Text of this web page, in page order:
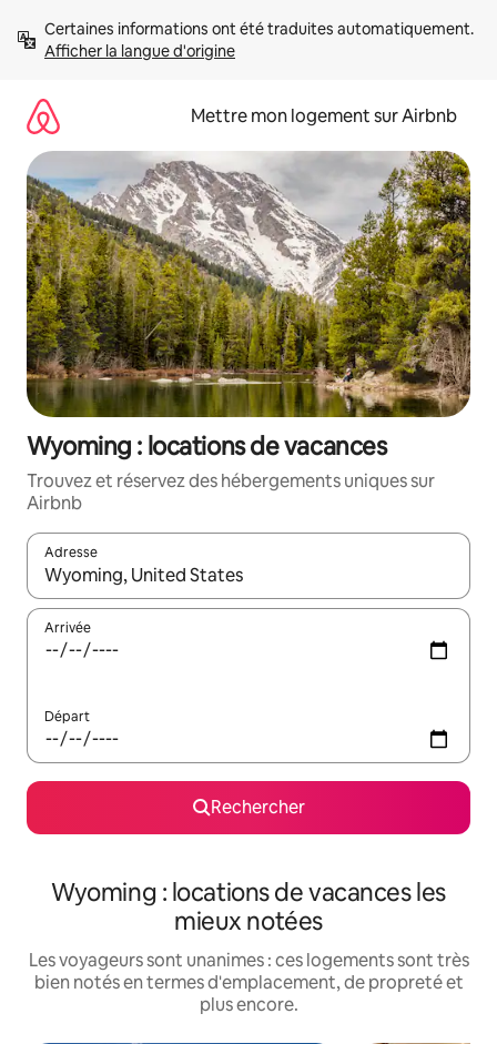
directement
Afficher la langue d'origine
Mettre mon logement sur Airbnb
Wyoming : locations de vacances
Trouvez et réservez des hébergements uniques sur
Airbnb
Adresse
Lorsque les résultats s'affichent, utilisez les flèches vers le
Arrivée
Départ
Rechercher
Wyoming : locations de vacances les
mieux notées
Les voyageurs sont unanimes : ces logements sont très
bien notés en termes d'emplacement, de propreté et
plus encore.